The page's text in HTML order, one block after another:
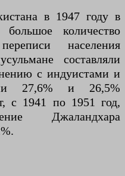
в 1947 году в
количество
населения
составляли
с индуистами и
27,6% и 26,5%
с 1941 по 1951 год,
Джаландхара